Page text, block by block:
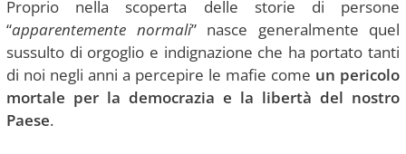
Proprio nella scoperta delle storie di persone
“apparentemente normali” nasce generalmente quel
sussulto di orgoglio e indignazione che ha portato tanti
di noi negli anni a percepire le mafie come un pericolo
mortale per la democrazia e la libertà del nostro
Paese.